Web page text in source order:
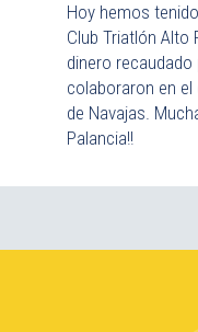
Hoy hemos
Club Triatlón Alto
dinero
colaboraron en
de Navajas.
Palancia!!